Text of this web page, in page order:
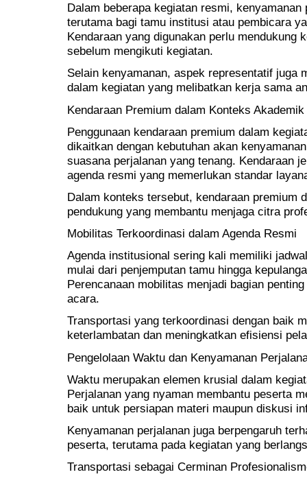
Dalam beberapa kegiatan resmi,
terutama bagi tamu institusi atau pembicara
Kendaraan yang digunakan perlu mendukung
sebelum mengikuti kegiatan.
Selain kenyamanan, aspek representatif juga
dalam kegiatan yang melibatkan kerja sama
Kendaraan Premium dalam Konteks
Penggunaan kendaraan premium dalam
dikaitkan dengan kebutuhan akan
suasana perjalanan yang tenang. Kendaraan
agenda resmi yang memerlukan standar
Dalam konteks tersebut, kendaraan premium
pendukung yang membantu menjaga citra
Mobilitas Terkoordinasi dalam Agenda Resmi
Agenda institusional sering kali memiliki
mulai dari penjemputan tamu hingga
Perencanaan mobilitas menjadi bagian
acara.
Transportasi yang terkoordinasi dengan baik
keterlambatan dan meningkatkan efisiensi
Pengelolaan Waktu dan Kenyamanan
Waktu merupakan elemen krusial dalam
Perjalanan yang nyaman membantu peserta
baik untuk persiapan materi maupun diskusi
Kenyamanan perjalanan juga berpengaruh
peserta, terutama pada kegiatan yang
Transportasi sebagai Cerminan